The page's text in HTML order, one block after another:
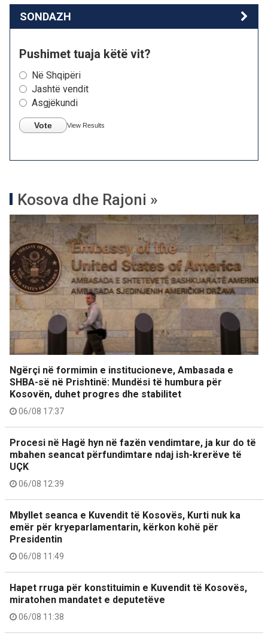
SONDAZH
Pushimet tuaja këtë vit?
Në Shqipëri
Jashtë vendit
Asgjëkundi
Vote View Results
Kosova dhe Rajoni »
Ngërçi në formimin e institucioneve, Ambasada e
SHBA-së në Prishtinë: Mundësi të humbura për
Kosovën, duhet progres dhe stabilitet
06/08 17:37
Procesi në Hagë hyn në fazën vendimtare, ja kur do të
mbahen seancat përfundimtare ndaj ish-krerëve të
UÇK
06/08 12:39
Mbyllet seanca e Kuvendit të Kosovës, Kurti nuk ka
emër për kryeparlamentarin, kërkon kohë për
Presidentin
06/08 11:49
Hapet rruga për konstituimin e Kuvendit të Kosovës,
miratohen mandatet e deputetëve
06/08 11:38